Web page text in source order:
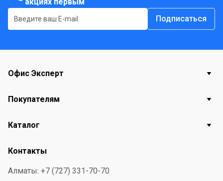
Подписаться
Офис Эксперт
Покупателям
Каталог
Контакты
Алматы: +7 (727) 331-70-70